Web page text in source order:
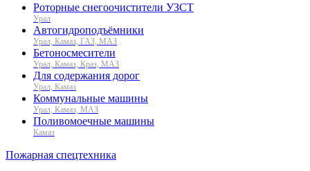
Роторные снегоочистители УЗСТ
Урал
Автогидроподъёмники
Урал, Камаз, ГАЗ, МАЗ
Бетоносмесители
Урал, Камаз, Краз, МАЗ
Для содержания дорог
Урал, Камаз
Коммунальные машины
Урал, Камаз, МАЗ
Поливомоечные машины
Камаз
Пожарная спецтехника